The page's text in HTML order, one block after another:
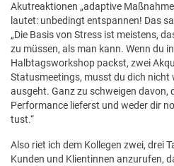
Akutreaktionen „adaptive
lautet: unbedingt entspannen! Das
„Die Basis von Stress ist meistens,
zu müssen, als man kann. Wenn du
Halbtagsworkshop packst, zwei
Statusmeetings, musst du dich nicht
ausgeht. Ganz zu schweigen davon,
Performance lieferst und weder dir
tust.“
Also riet ich dem Kollegen zwei, drei
Kunden und Klientinnen anzurufen,